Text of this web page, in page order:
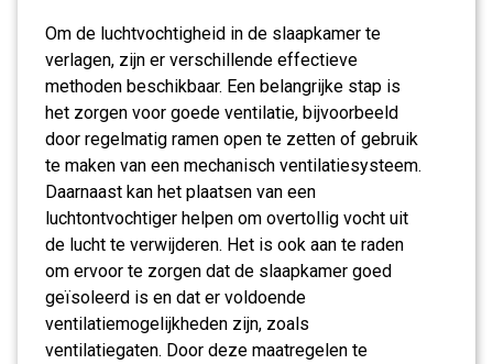
Om de luchtvochtigheid in de slaapkamer te
verlagen, zijn er verschillende effectieve
methoden beschikbaar. Een belangrijke stap is
het zorgen voor goede ventilatie, bijvoorbeeld
door regelmatig ramen open te zetten of gebruik
te maken van een mechanisch ventilatiesysteem.
Daarnaast kan het plaatsen van een
luchtontvochtiger helpen om overtollig vocht uit
de lucht te verwijderen. Het is ook aan te raden
om ervoor te zorgen dat de slaapkamer goed
geïsoleerd is en dat er voldoende
ventilatiemogelijkheden zijn, zoals
ventilatiegaten. Door deze maatregelen te